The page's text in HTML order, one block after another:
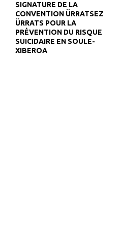
SIGNATURE DE LA
CONVENTION ÜRRATSEZ
ÜRRATS POUR LA
PRÉVENTION DU RISQUE
SUICIDAIRE EN SOULE-
XIBEROA